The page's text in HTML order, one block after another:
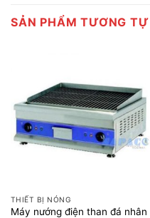
SẢN PHẨM TƯƠNG TỰ
THIẾT BỊ NÓNG
Máy nướng điện than đá nhân